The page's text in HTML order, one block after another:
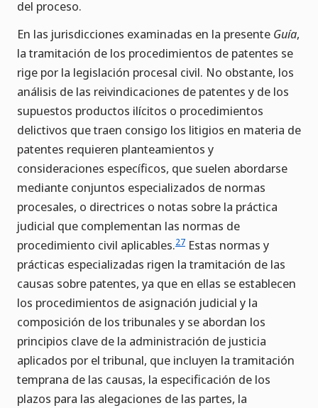
del proceso.
En las jurisdicciones examinadas en la presente Guía,
la tramitación de los procedimientos de patentes se
rige por la legislación procesal civil. No obstante, los
análisis de las reivindicaciones de patentes y de los
supuestos productos ilícitos o procedimientos
delictivos que traen consigo los litigios en materia de
patentes requieren planteamientos y
consideraciones específicos, que suelen abordarse
mediante conjuntos especializados de normas
procesales, o directrices o notas sobre la práctica
judicial que complementan las normas de
procedimiento civil aplicables.27 Estas normas y
prácticas especializadas rigen la tramitación de las
causas sobre patentes, ya que en ellas se establecen
los procedimientos de asignación judicial y la
composición de los tribunales y se abordan los
principios clave de la administración de justicia
aplicados por el tribunal, que incluyen la tramitación
temprana de las causas, la especificación de los
plazos para las alegaciones de las partes, la